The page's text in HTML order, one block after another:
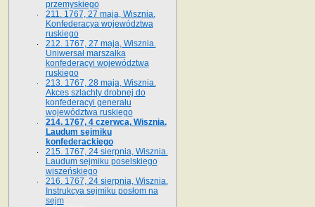
przemyskiego
211. 1767, 27 maja, Wisznia.
Konfederacya województwa
ruskiego
212. 1767, 27 maja, Wisznia.
Uniwersał marszałka
konfederacyi województwa
ruskiego
213. 1767, 28 maja, Wisznia.
Akces szlachty drobnej do
konfederacyi generału
województwa ruskiego
214. 1767, 4 czerwca, Wisznia.
Laudum sejmiku
konfederackiego
215. 1767, 24 sierpnia, Wisznia.
Laudum sejmiku poselskiego
wiszeńskiego
216. 1767, 24 sierpnia, Wisznia.
Instrukcya sejmiku posłom na
sejm